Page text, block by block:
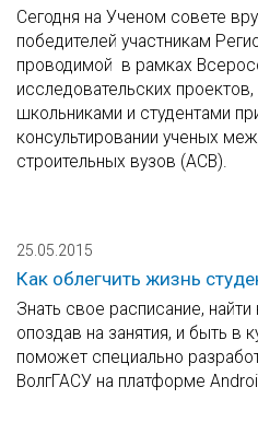
Сегодня на Ученом совете
победителей участникам
проводимой в рамках
исследовательских
школьниками и студентами
консультировании ученых
строительных вузов (АСВ).
25.05.2015
Как облегчить жизнь
Знать свое расписание,
опоздав на занятия, и быть в
поможет специально
ВолгГАСУ на платформе